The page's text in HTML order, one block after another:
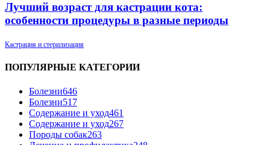
Лучший возраст для кастрации кота:
особенности процедуры в разные периоды
Кастрация и стерилизация
ПОПУЛЯРНЫЕ КАТЕГОРИИ
Болезни646
Болезни517
Содержание и уход461
Содержание и уход267
Породы собак263